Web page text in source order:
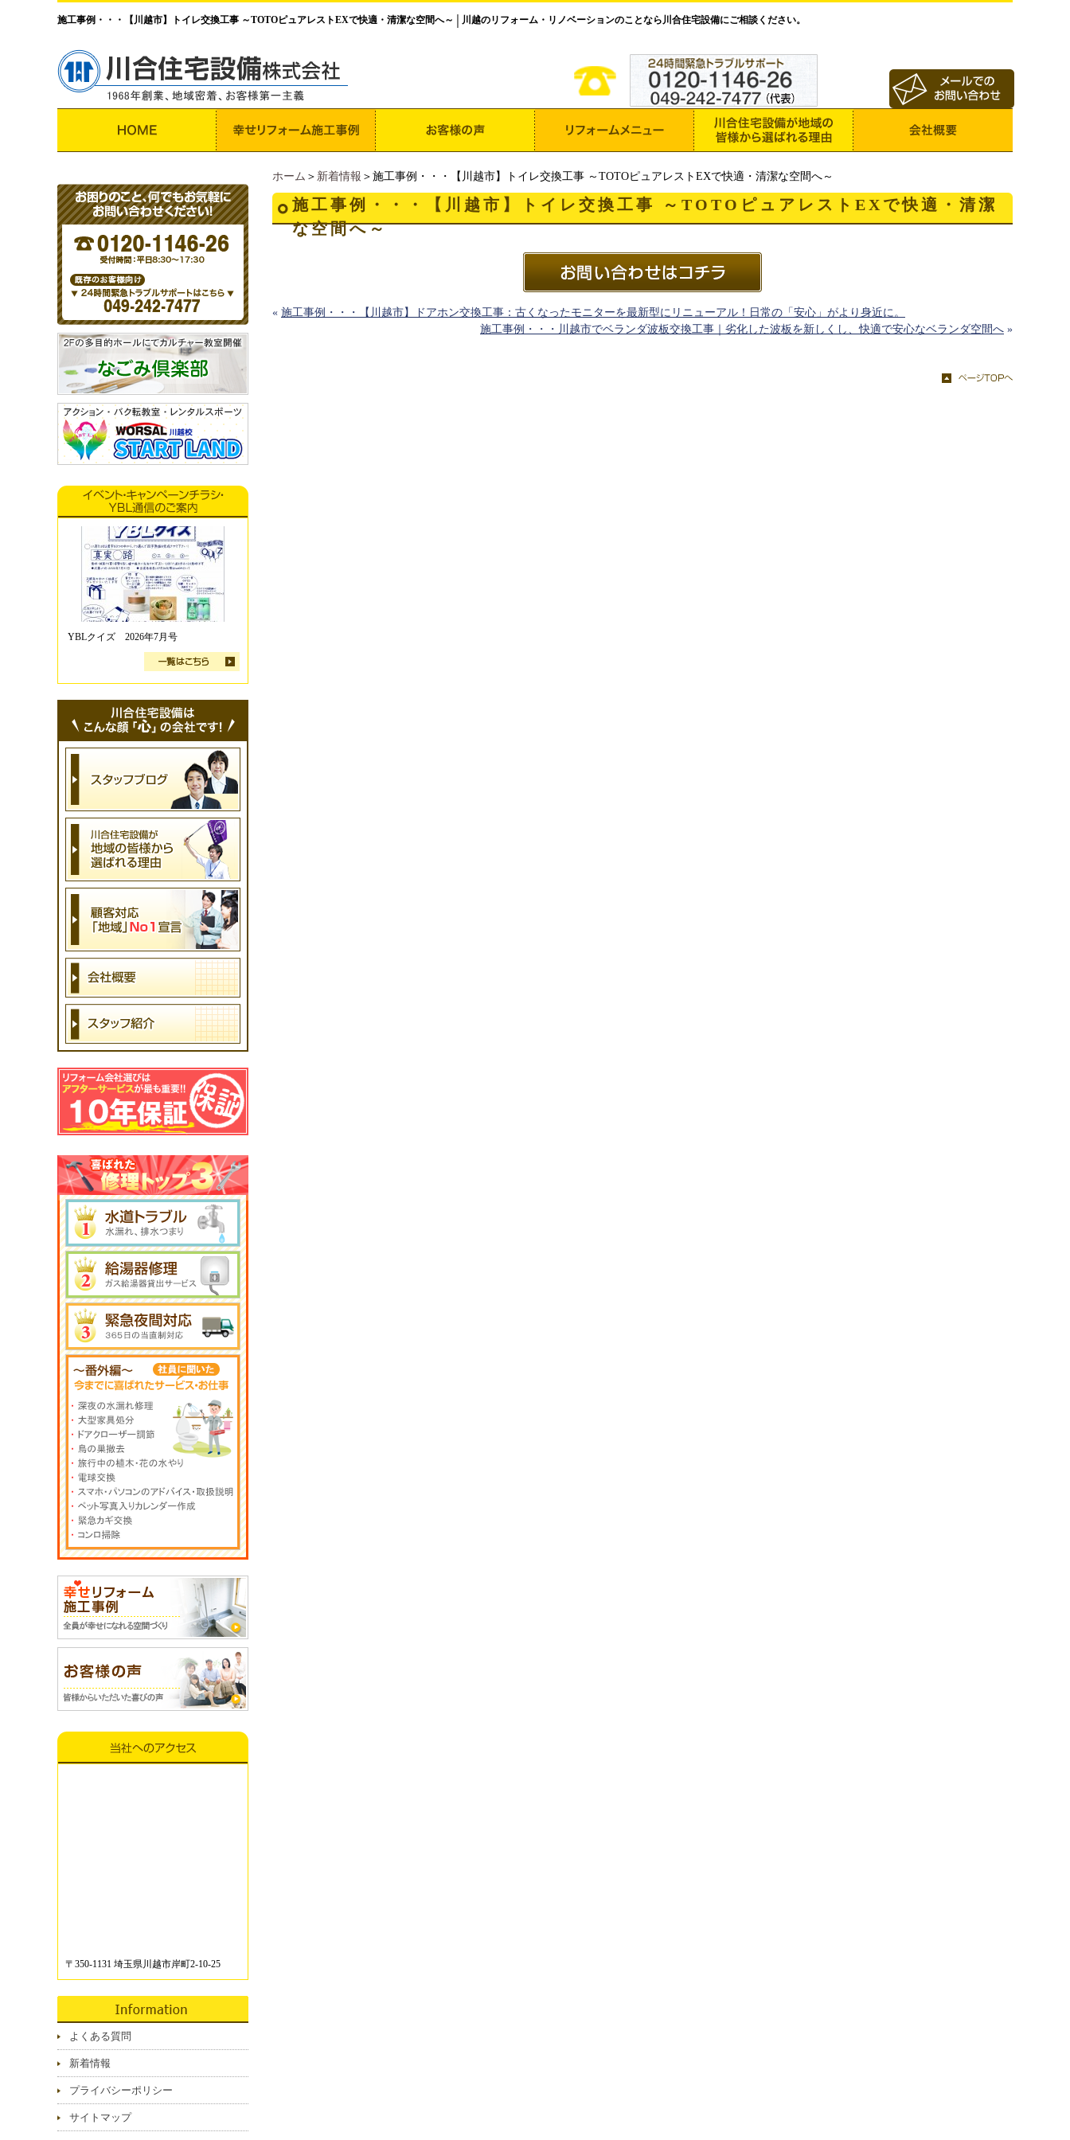
施工事例・・・【川越市】トイレ交換工事 ～TOTOピュアレストEXで快適・清潔な空間へ～ 川越のリフォーム・リノベーションのことなら川合住宅設備にご相談ください。
ホーム ＞ 新着情報 ＞施工事例・・・【川越市】トイレ交換工事 ～TOTOピュアレストEXで快適・清潔な空間へ～
施工事例・・・【川越市】トイレ交換工事 ～TOTOピュアレストEXで快適・清潔
な空間へ～
« 施工事例・・・【川越市】ドアホン交換工事：古くなったモニターを最新型にリニューアル！日常の「安心」がより身近に。
施工事例・・・川越市でベランダ波板交換工事｜劣化した波板を新しくし、快適で安心なベランダ空間へ »
YBLクイズ 2026年7月号
〒350-1131 埼玉県川越市岸町2-10-25
よくある質問
新着情報
プライバシーポリシー
サイトマップ